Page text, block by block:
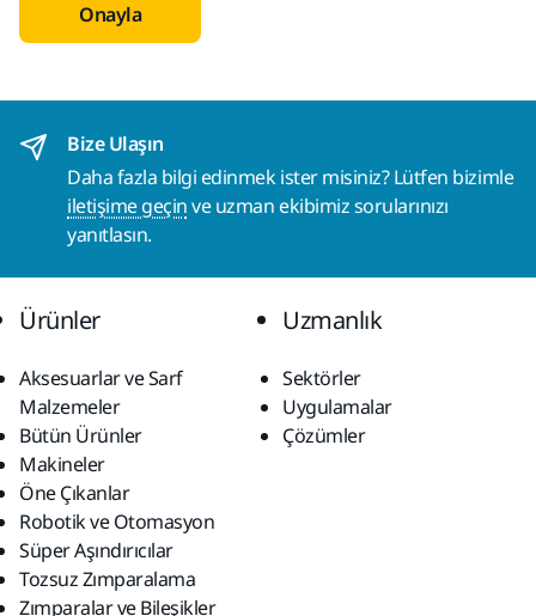
Onayla
Bize Ulaşın
Daha fazla bilgi edinmek ister misiniz? Lütfen bizimle
iletişime geçinve uzman ekibimiz sorularınızı
yanıtlasın.
Ürünler
Aksesuarlar ve Sarf
Malzemeler
Bütün Ürünler
Makineler
Öne Çıkanlar
Robotik ve Otomasyon
Süper Aşındırıcılar
Tozsuz Zımparalama
Zımparalar ve Bileşikler
Uzmanlık
Sektörler
Uygulamalar
Çözümler